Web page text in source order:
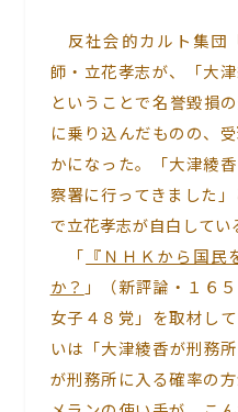
反社会的カルト集団
師・立花孝志が、「大
ということで名誉毀損
に乗り込んだものの、
かになった。「大津綾
察署に行ってきました
で立花孝志が自白してい
「 『ＮＨＫから国
か？ 」（新評論・１６
女子４８党」を取材し
いは「大津綾香が刑務
が刑務所に入る確率の